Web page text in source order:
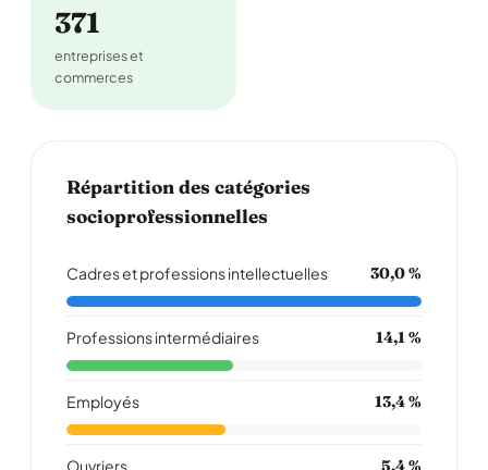
371
entreprises et
commerces
Répartition des catégories
socioprofessionnelles
Cadres et professions intellectuelles 30,0 %
Professions intermédiaires 14,1 %
Employés 13,4 %
Ouvriers 5,4 %